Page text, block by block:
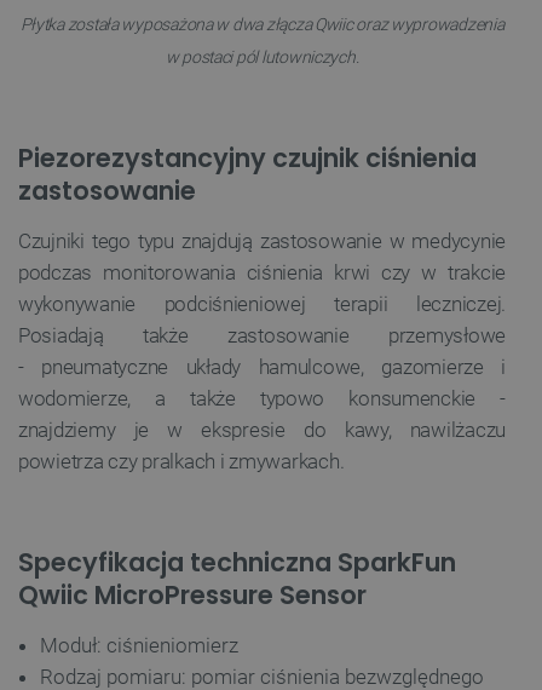
Płytka została wyposażona w dwa złącza Qwiic oraz wyprowadzenia
w postaci pól lutowniczych.
Piezorezystancyjny czujnik ciśnienia
zastosowanie
Czujniki tego typu znajdują zastosowanie w medycynie
podczas monitorowania ciśnienia krwi czy w trakcie
wykonywanie podciśnieniowej terapii leczniczej.
Posiadają także zastosowanie przemysłowe
- pneumatyczne układy hamulcowe, gazomierze i
wodomierze, a także typowo konsumenckie -
znajdziemy je w ekspresie do kawy, nawilżaczu
powietrza czy pralkach i zmywarkach.
Specyfikacja techniczna SparkFun
Qwiic MicroPressure Sensor
Moduł: ciśnieniomierz
Rodzaj pomiaru: pomiar ciśnienia bezwzględnego